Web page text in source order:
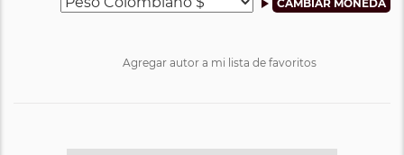
Agregar autor a mi lista de favoritos